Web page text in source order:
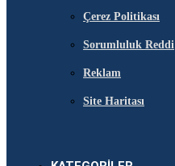
Çerez Politikası
Sorumluluk Reddi
Reklam
Site Haritası